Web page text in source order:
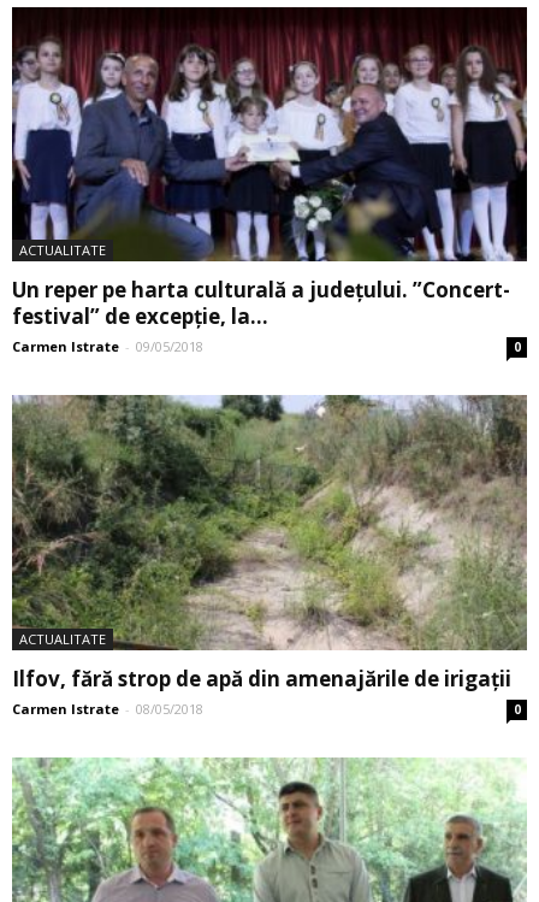
ACTUALITATE
Un reper pe harta culturală a județului. ”Concert-
festival” de excepție, la...
Carmen Istrate - 09/05/2018 0
ACTUALITATE
Ilfov, fără strop de apă din amenajările de irigaţii
Carmen Istrate - 08/05/2018 0